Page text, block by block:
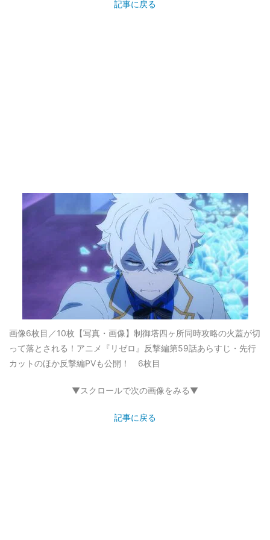
記事に戻る
画像6枚目／10枚 【写真・画像】制御塔四ヶ所同時攻略の火蓋が切
って落とされる！アニメ『リゼロ』反撃編第59話あらすじ・先行
カットのほか反撃編PVも公開！ 6枚目
▼スクロールで次の画像をみる▼
記事に戻る